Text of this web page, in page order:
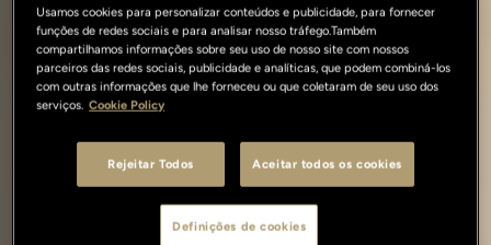
Usamos cookies para personalizar conteúdos e publicidade, para fornecer
funções de redes sociais e para analisar nosso tráfego.Também
compartilhamos informações sobre seu uso de nosso site com nossos
parceiros das redes sociais, publicidade e analíticas, que podem combiná-los
com outras informações que lhe forneceu ou que coletaram de seu uso dos
serviços. Cookie Policy
Rejeitar Todos Aceitar todos os cookies
Definições de cookies